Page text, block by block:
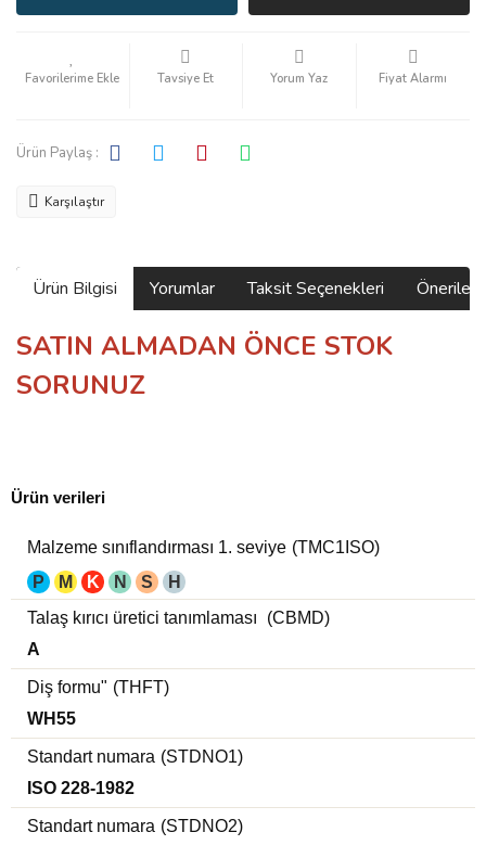
Tavsiye Et Yorum Yaz Fiyat Alarmı
Ürün Paylaş :
Karşılaştır
Ürün Bilgisi Yorumlar Taksit Seçenekleri
SATIN ALMADAN ÖNCE STOK
SORUNUZ
Ürün verileri
Malzeme sınıflandırması 1. seviye (TMC1ISO)
P
M K N S
H
Talaş kırıcı üretici tanımlaması
(CBMD)
A
Diş formu" (THFT)
WH55
Standart numara (STDNO1)
ISO 228-1982
Standart numara (STDNO2)